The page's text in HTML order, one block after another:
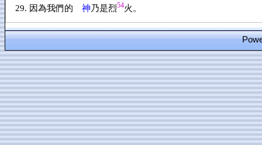
因為我們的 神乃是烈54火。